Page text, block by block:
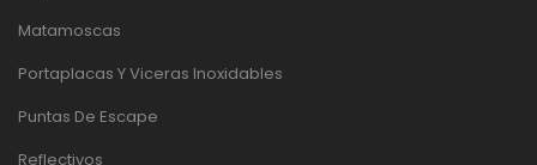
Matamoscas
Portaplacas Y Viceras Inoxidables
Puntas De Escape
Reflectivos